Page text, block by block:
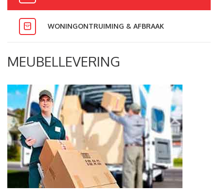
WONINGONTRUIMING & AFBRAAK
MEUBELLEVERING